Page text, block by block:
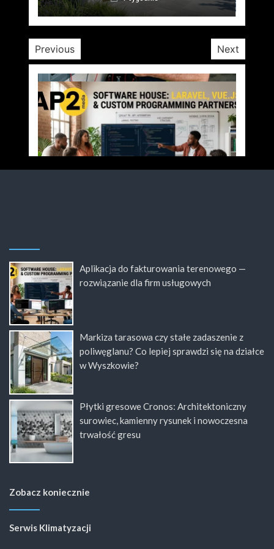
4 tygodnie
Previous Next
Aplikacja do fakturowania terenowego —
rozwiązanie dla firm usługowych
Markiza tarasowa czy stałe zadaszenie z
poliwęglanu? Co lepiej sprawdzi się na działce
w Wyszkowie?
Płytki gresowe Cronos: Architektoniczny
surowiec, kamienny rysunek i nowoczesna
trwałość gresu
Zobacz koniecznie
Serwis Klimatyzacji